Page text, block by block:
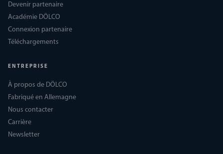
Devenir partenaire
Académie DÖLCO
Connexion partenaire
Téléchargements
ENTREPRISE
À propos de DÖLCO
Fabriqué en Allemagne
Nous contacter
Carrière
Newsletter